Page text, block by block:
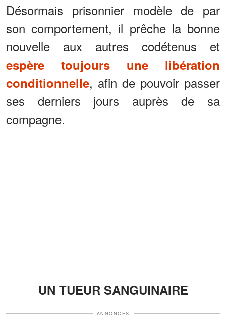
Désormais prisonnier modèle de par
son comportement, il prêche la bonne
nouvelle aux autres codétenus et
espère toujours une libération
conditionnelle, afin de pouvoir passer
ses derniers jours auprès de sa
compagne.
UN TUEUR SANGUINAIRE
ANNONCES